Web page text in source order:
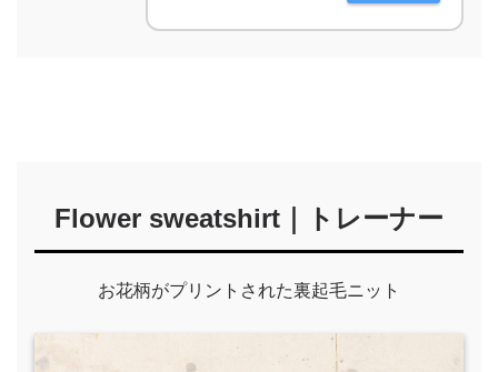
Flower sweatshirt｜トレーナー
お花柄がプリントされた裏起毛ニット